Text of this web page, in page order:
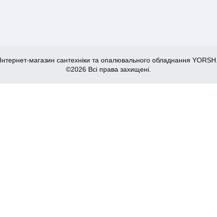
Інтернет-магазин сантехніки та опалювального обладнання YORSH.
©2026 Всі права захищені.